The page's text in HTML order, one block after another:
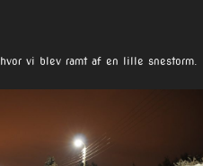
vi blev ramt af en lille snestorm.